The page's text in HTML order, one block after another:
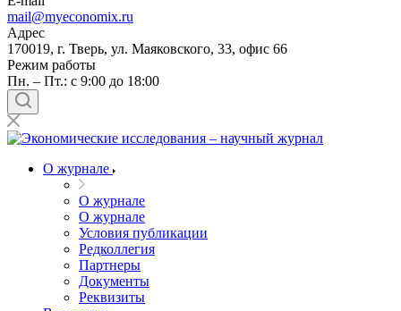
mail@myeconomix.ru
Адрес
170019, г. Тверь, ул. Маяковского, 33, офис 66
Режим работы
Пн. – Пт.: с 9:00 до 18:00
О журнале
О журнале
О журнале
Условия публикации
Редколлегия
Партнеры
Документы
Реквизиты